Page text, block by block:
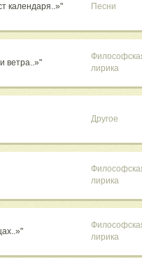
календаря..»" Песни
ветра..»"
лирика
Другое
лирика
лирика